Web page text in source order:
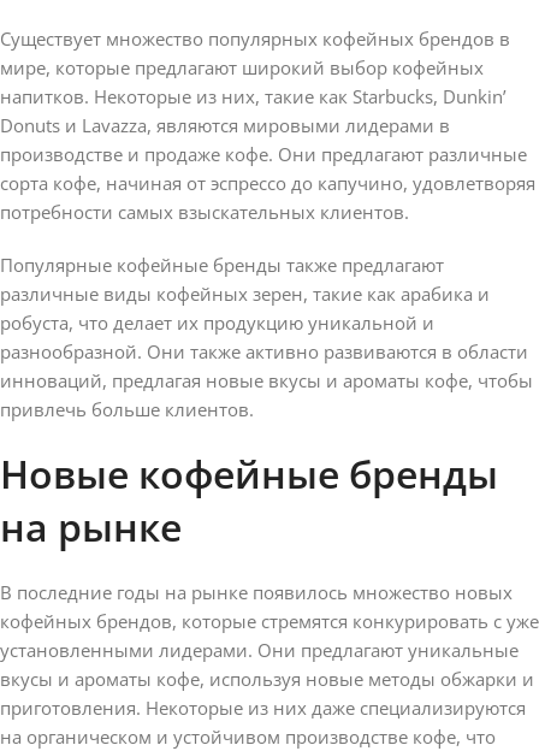
Существует множество популярных кофейных брендов в
мире, которые предлагают широкий выбор кофейных
напитков. Некоторые из них, такие как Starbucks, Dunkin’
Donuts и Lavazza, являются мировыми лидерами в
производстве и продаже кофе. Они предлагают различные
сорта кофе, начиная от эспрессо до капучино, удовлетворяя
потребности самых взыскательных клиентов.
Популярные кофейные бренды также предлагают
различные виды кофейных зерен, такие как арабика и
робуста, что делает их продукцию уникальной и
разнообразной. Они также активно развиваются в области
инноваций, предлагая новые вкусы и ароматы кофе, чтобы
привлечь больше клиентов.
Новые кофейные бренды
на рынке
В последние годы на рынке появилось множество новых
кофейных брендов, которые стремятся конкурировать с уже
установленными лидерами. Они предлагают уникальные
вкусы и ароматы кофе, используя новые методы обжарки и
приготовления. Некоторые из них даже специализируются
на органическом и устойчивом производстве кофе, что